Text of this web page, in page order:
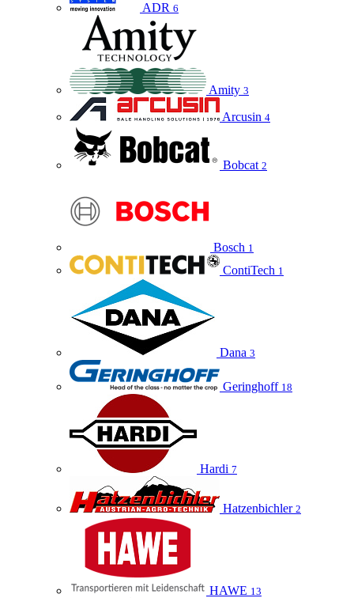
ADR 6
Amity 3
Arcusin 4
Bobcat 2
Bosch 1
ContiTech 1
Dana 3
Geringhoff 18
Hardi 7
Hatzenbichler 2
HAWE 13